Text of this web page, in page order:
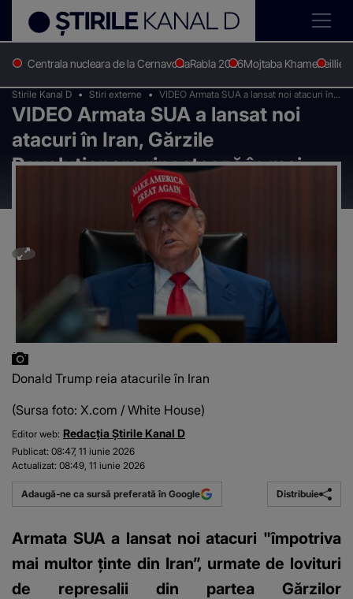
Centrala nucleara de la CernavodaRabla 2026Mojtaba KhameneiIlie
Stirile Kanal D Stiri externe
VIDEO Armata SUA a lansat noi atacuri în
Iran, Gărzile Revoluționare ripostează în
mai multe țări din Orientul Mijlociu
VIDEO Armata SUA a lansat noi
atacuri în Iran, Gărzile
Revoluționare ripostează în mai
multe țări din Orientul Mijlociu
Donald Trump reia atacurile în Iran
(Sursa foto: X.com / White House)
Editor web: Redacția Știrile Kanal D
Publicat: 08:47, 11 iunie 2026
Actualizat: 08:49, 11 iunie 2026
Adaugă-ne ca sursă preferată în Google Distribuie
Armata SUA a lansat noi atacuri "împotriva
mai multor ținte din Iran”, urmate de lovituri
de represalii din partea Gărzilor